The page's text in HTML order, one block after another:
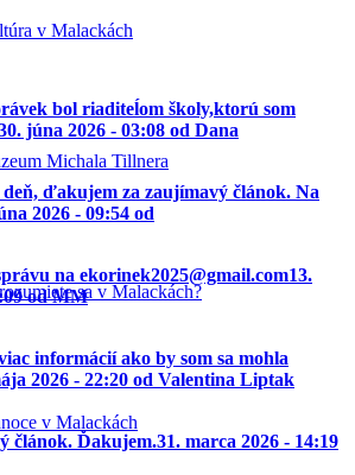
v Malackách
Michala Tillnera
sa v Malackách?
v Malackách
bol riaditeĺom školy,ktorú som
júna 2026 - 03:08 od Dana
ďakujem za zaujímavý článok. Na
2026 - 09:54 od
na ekorinek2025@gmail.com13.
od MM
informácií ako by som sa mohla
2026 - 22:20 od Valentina Liptak
článok. Ďakujem.31. marca 2026 - 14:19